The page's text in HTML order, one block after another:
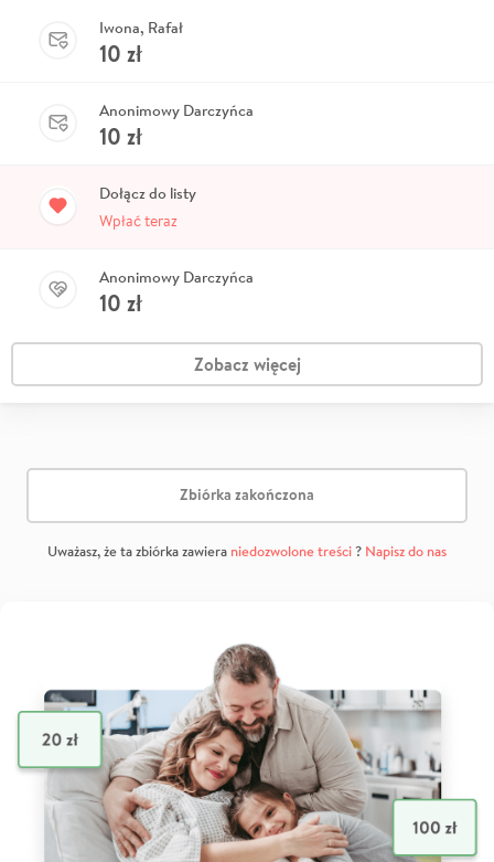
Iwona, Rafał
10 zł
Anonimowy Darczyńca
10 zł
Dołącz do listy
Wpłać teraz
Anonimowy Darczyńca
10 zł
Zobacz więcej
Zbiórka zakończona
Uważasz, że ta zbiórka zawiera niedozwolone treści? Napisz do nas